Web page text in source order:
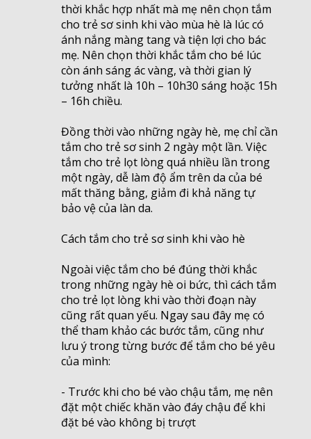
thời khắc hợp nhất mà mẹ nên chọn tắm
cho trẻ sơ sinh khi vào mùa hè là lúc có
ánh nắng màng tang và tiện lợi cho bác
mẹ. Nên chọn thời khắc tắm cho bé lúc
còn ánh sáng ác vàng, và thời gian lý
tưởng nhất là 10h – 10h30 sáng hoặc 15h
– 16h chiều.
Đồng thời vào những ngày hè, mẹ chỉ cần
tắm cho trẻ sơ sinh 2 ngày một lần. Việc
tắm cho trẻ lọt lòng quá nhiều lần trong
một ngày, dễ làm độ ẩm trên da của bé
mất thăng bằng, giảm đi khả năng tự
bảo vệ của làn da.
Cách tắm cho trẻ sơ sinh khi vào hè
Ngoài việc tắm cho bé đúng thời khắc
trong những ngày hè oi bức, thì cách tắm
cho trẻ lọt lòng khi vào thời đoạn này
cũng rất quan yếu. Ngay sau đây mẹ có
thể tham khảo các bước tắm, cũng như
lưu ý trong từng bước để tắm cho bé yêu
của mình:
- Trước khi cho bé vào chậu tắm, mẹ nên
đặt một chiếc khăn vào đáy chậu để khi
đặt bé vào không bị trượt